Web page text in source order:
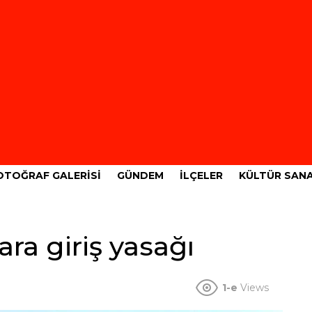
GALERISI GÜNDEM İLÇELER KÜLTÜR
giriş yasağı
1-e Views